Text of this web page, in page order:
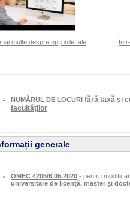
multe despre opțiunile tale
NUMĂRUL DE LOCURI fără taxă și
facultăților
generale
OMEC 4205/6.05.2020 - pentru
universitare de licență, master și